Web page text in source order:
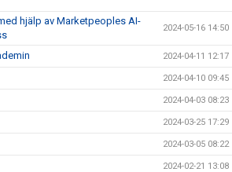
hjälp av Marketpeoples AI-
2024-05-16 14:50
2024-04-11 12:17
2024-04-10 09:45
2024-04-03 08:23
2024-03-25 17:29
2024-03-05 08:22
2024-02-21 13:08